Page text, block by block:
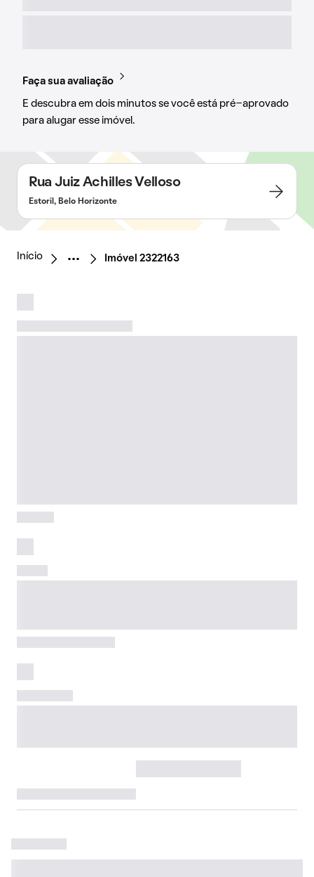
Faça sua avaliação
E descubra em dois minutos se você está pré-aprovado
para alugar esse imóvel.
Rua Juiz Achilles Velloso
Estoril, Belo Horizonte
Início Imóvel 2322163